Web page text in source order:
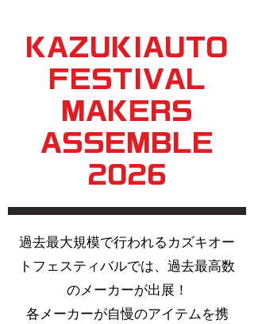
KAZUKIAUTO
FESTIVAL
MAKERS
ASSEMBLE
2026
過去最大規模で行われるカズキオー
トフェスティバルでは、過去最高数
のメーカーが出展！
各メーカーが自慢のアイテムを携